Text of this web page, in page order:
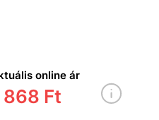
online ár
868 Ft